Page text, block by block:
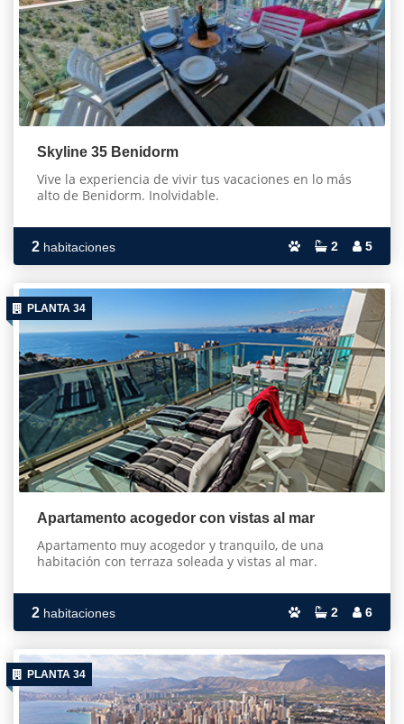
Skyline 35 Benidorm
Vive la experiencia de vivir tus vacaciones en lo más
alto de Benidorm. Inolvidable.
2 habitaciones 2 5
PLANTA 34
Apartamento acogedor con vistas al mar
Apartamento muy acogedor y tranquilo, de una
habitación con terraza soleada y vistas al mar.
2 habitaciones 2 6
PLANTA 34